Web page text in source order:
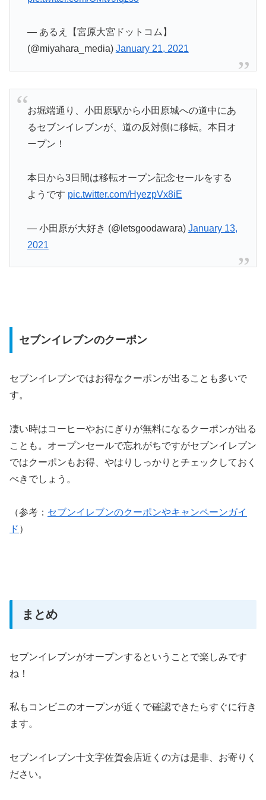
— あるえ【宮原大宮ドットコム】
(@miyahara_media) January 21, 2021
お堀端通り、小田原駅から小田原城への道中にあ
るセブンイレブンが、道の反対側に移転。本日オ
ープン！
本日から3日間は移転オープン記念セールをする
ようです pic.twitter.com/HyezpVx8iE
— 小田原が大好き (@letsgoodawara) January 13,
2021
セブンイレブンのクーポン
セブンイレブンではお得なクーポンが出ることも多いで
す。
凄い時はコーヒーやおにぎりが無料になるクーポンが出る
ことも。オープンセールで忘れがちですがセブンイレブン
ではクーポンもお得、やはりしっかりとチェックしておく
べきでしょう。
（参考： セブンイレブンのクーポンやキャンペーンガイ
ド ）
まとめ
セブンイレブンがオープンするということで楽しみです
ね！
私もコンビニのオープンが近くで確認できたらすぐに行き
ます。
セブンイレブン十文字佐賀会店近くの方は是非、お寄りく
ださい。